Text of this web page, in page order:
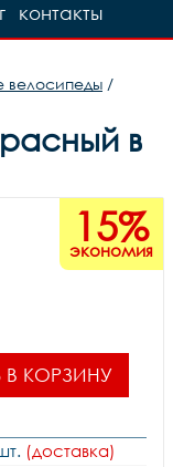
контакты
велосипеды /
в
15%
экономия
В КОРЗИНУ
(доставка)